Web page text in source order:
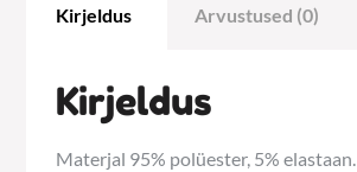
Kirjeldus Arvustused (0)
Kirjeldus
Materjal 95% polüester, 5% elastaan.